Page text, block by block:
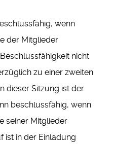
wenn
der Mitglieder
nicht
zu einer zweiten
dieser Sitzung ist der
beschlussfähig, wenn
seiner Mitglieder
ist in der Einladung